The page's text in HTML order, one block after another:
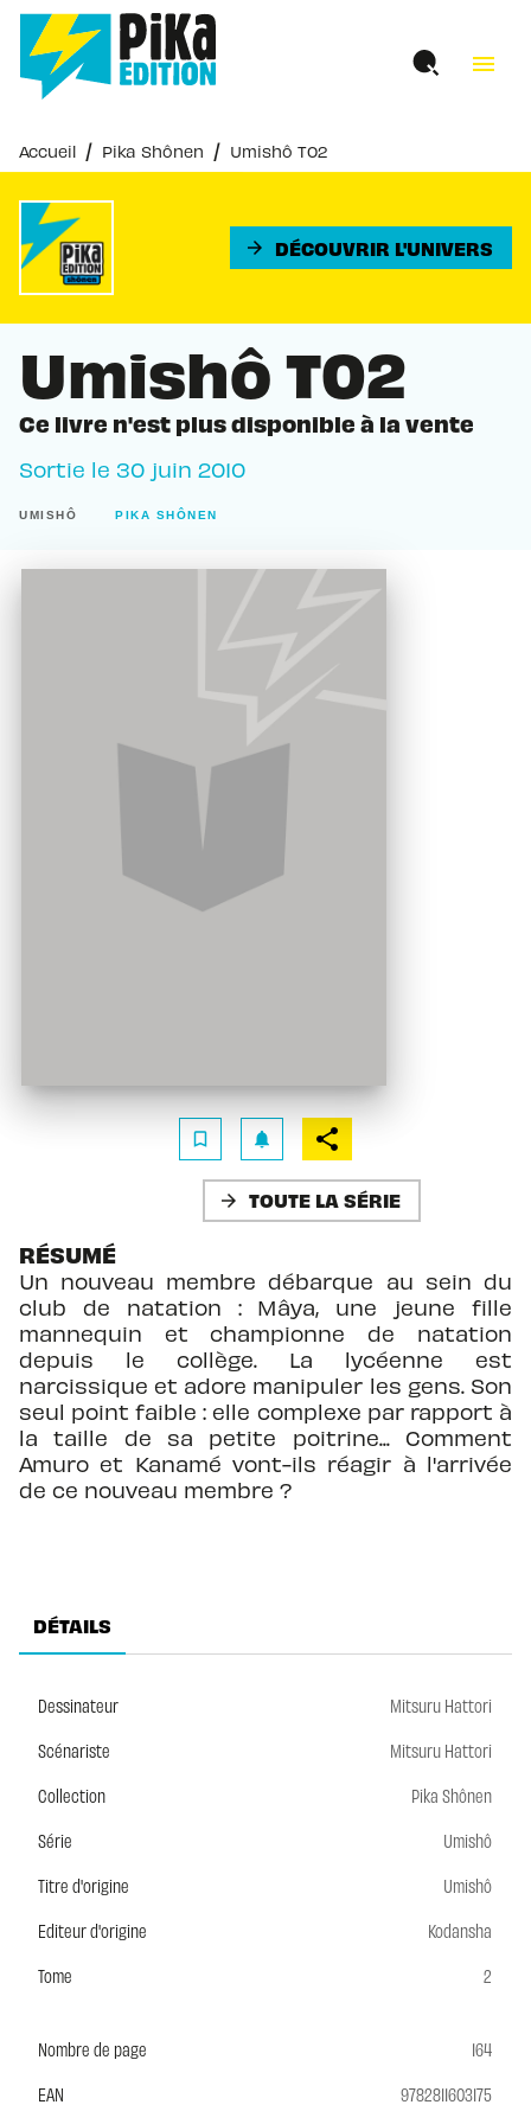
MENU RECHERCHE
PIED DE PAGE
menu
Accueil / Pika Shônen / Umishô T02
arrow_forward DÉCOUVRIR L'UNIVERS
Umishô T02
Ce livre n'est plus disponible à la vente
Sortie le 30 juin 2010
UMISHÔ PIKA SHÔNEN
bookmark_border notifications
arrow_forward TOUTE LA SÉRIE
RÉSUMÉ
Un nouveau membre débarque au sein du
club de natation : Mâya, une jeune fille
mannequin et championne de natation
depuis le collège. La lycéenne est
narcissique et adore manipuler les gens. Son
seul point faible : elle complexe par rapport à
la taille de sa petite poitrine... Comment
Amuro et Kanamé vont-ils réagir à l'arrivée
de ce nouveau membre ?
DÉTAILS
Dessinateur
Mitsuru Hattori
Scénariste
Mitsuru Hattori
Collection
Pika Shônen
Série
Umishô
Titre d'origine
Umishô
Editeur d'origine
Kodansha
Tome
2
Nombre de page
164
EAN
9782811603175